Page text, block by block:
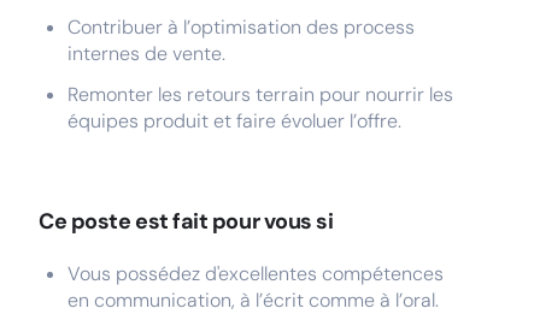
Contribuer à l’optimisation des process
internes de vente.
Remonter les retours terrain pour nourrir les
équipes produit et faire évoluer l’offre.
Ce poste est fait pour vous si
Vous possédez d'excellentes compétences
en communication, à l’écrit comme à l’oral.